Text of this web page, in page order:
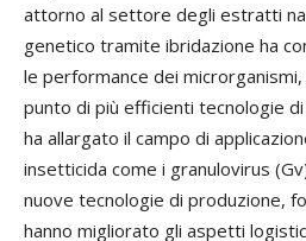
attorno al settore degli estratti
genetico tramite ibridazione ha
le performance dei
punto di più efficienti tecnologie
ha allargato il campo di
insetticida come i granulovirus
nuove tecnologie di produzione,
hanno migliorato gli aspetti